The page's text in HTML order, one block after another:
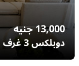
13,000جنيه
إيستاون –